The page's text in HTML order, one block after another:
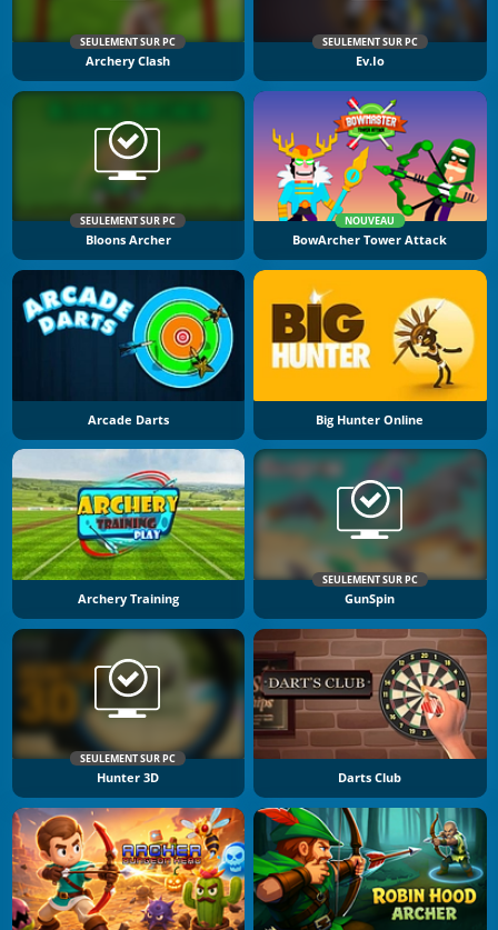
SEULEMENT SUR PC
Archery Clash
SEULEMENT SUR PC
Ev.io
SEULEMENT SUR PC
Bloons Archer
NOUVEAU
BowArcher Tower Attack
Arcade Darts Big Hunter Online
Archery Training
SEULEMENT SUR PC
GunSpin
SEULEMENT SUR PC
Hunter 3D Darts Club